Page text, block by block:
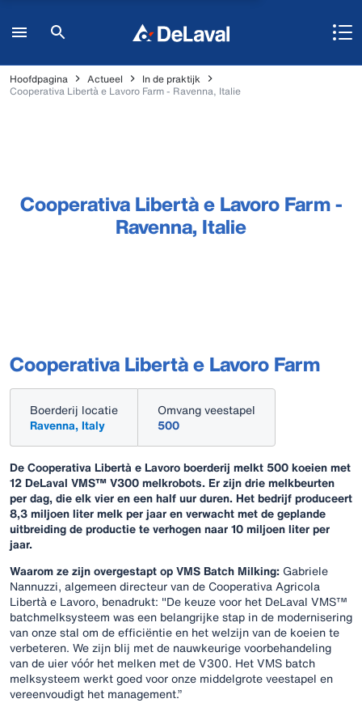
Hoofdpagina Actueel
In de praktijk
Cooperativa Libertà e Lavoro Farm - Ravenna, Italie
Cooperativa Libertà e Lavoro Farm -
Ravenna, Italie
Cooperativa Libertà e Lavoro Farm
Boerderij locatie
Ravenna, Italy
Omvang veestapel
500
De Cooperativa Libertà e Lavoro boerderij melkt 500 koeien met
12 DeLaval VMS™ V300 melkrobots. Er zijn drie melkbeurten
per dag, die elk vier en een half uur duren. Het bedrijf produceert
8,3 miljoen liter melk per jaar en verwacht met de geplande
uitbreiding de productie te verhogen naar 10 miljoen liter per
jaar.
Waarom ze zijn overgestapt op VMS Batch Milking: Gabriele
Nannuzzi, algemeen directeur van de Cooperativa Agricola
Libertà e Lavoro, benadrukt: "De keuze voor het DeLaval VMS™
batchmelksysteem was een belangrijke stap in de modernisering
van onze stal om de efficiëntie en het welzijn van de koeien te
verbeteren. We zijn blij met de nauwkeurige voorbehandeling
van de uier vóór het melken met de V300. Het VMS batch
melksysteem werkt goed voor onze middelgrote veestapel en
vereenvoudigt het management.”